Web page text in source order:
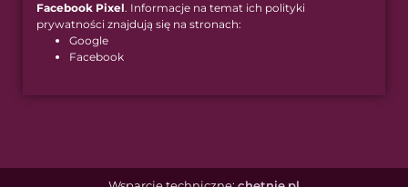
Facebook Pixel. Informacje na temat ich polityki
prywatności znajdują się na stronach:
Google
Facebook